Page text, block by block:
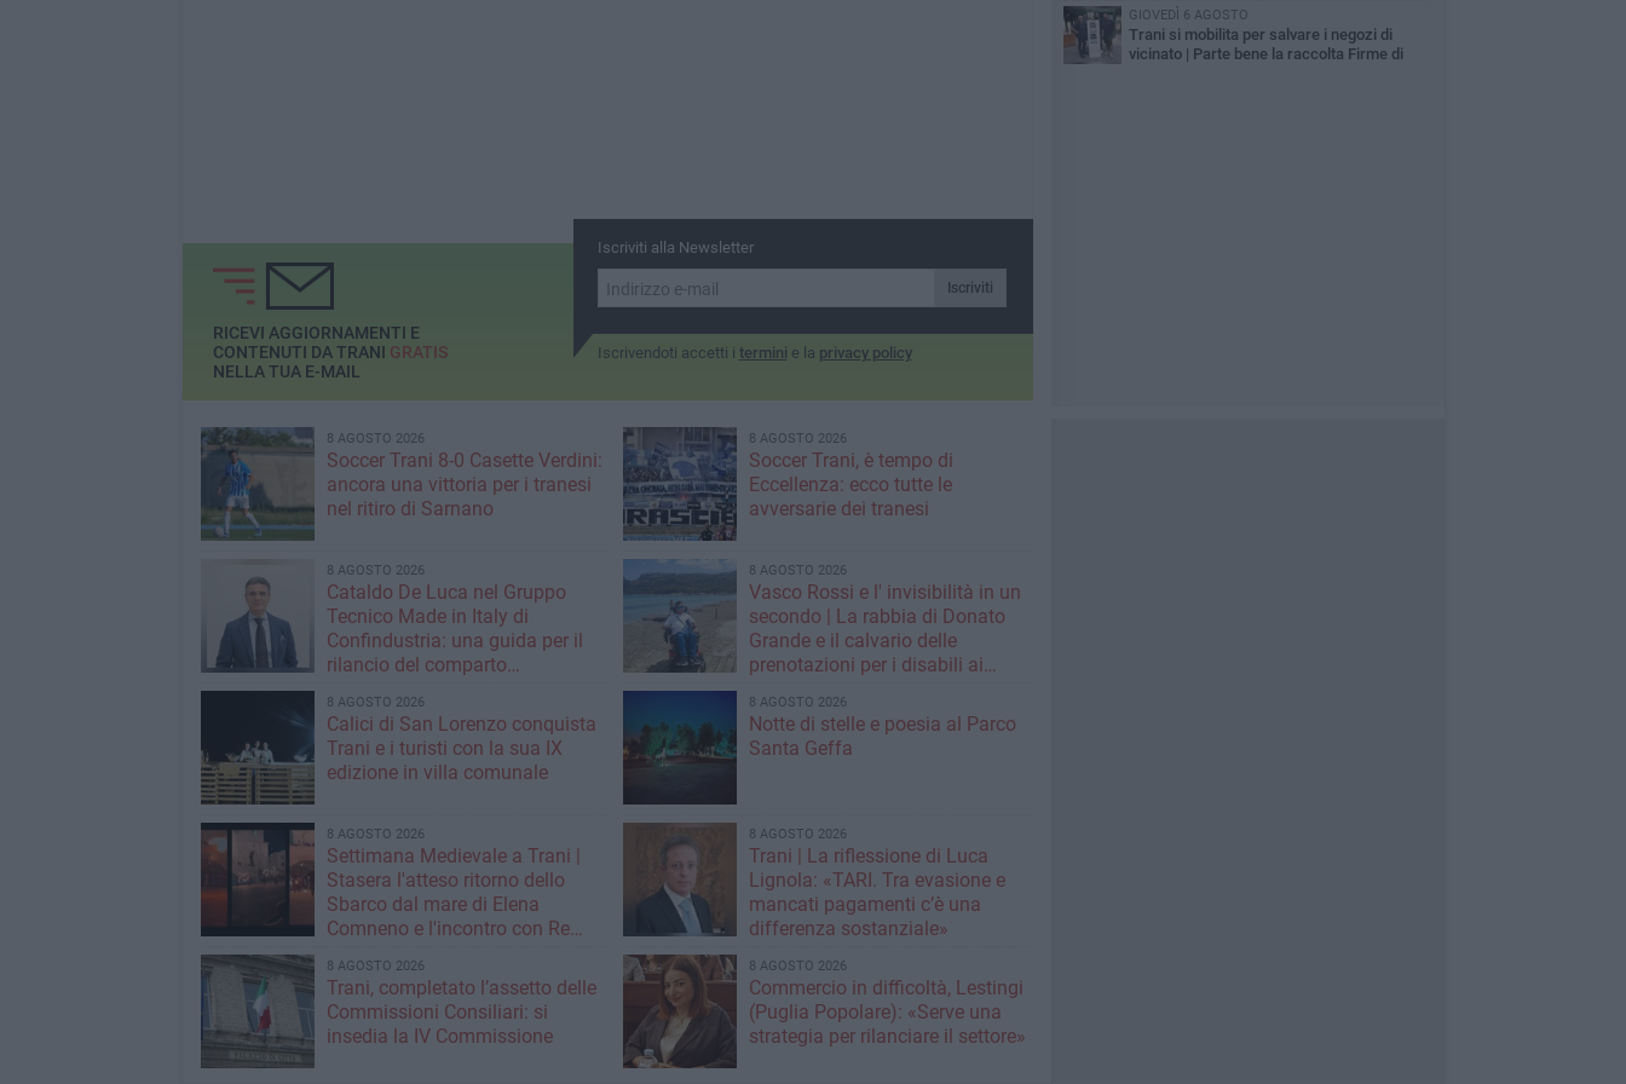
Iscriviti alla Newsletter
Iscriviti
Iscrivendoti accetti i termini e la privacy policy
RICEVI AGGIORNAMENTI E
CONTENUTI DA TRANI GRATIS
NELLA TUA E-MAIL
8 AGOSTO 2026
Soccer Trani 8-0 Casette Verdini:
ancora una vittoria per i tranesi
nel ritiro di Sarnano
8 AGOSTO 2026
Soccer Trani, è tempo di
Eccellenza: ecco tutte le
avversarie dei tranesi
8 AGOSTO 2026
Cataldo De Luca nel Gruppo
Tecnico Made in Italy di
Confindustria: una guida per il
rilancio del comparto
8 AGOSTO 2026
Vasco Rossi e l' invisibilità in un
secondo | La rabbia di Donato
Grande e il calvario delle
prenotazioni per i disabili ai
8 AGOSTO 2026
Calici di San Lorenzo conquista
Trani e i turisti con la sua IX
edizione in villa comunale
8 AGOSTO 2026
Notte di stelle e poesia al Parco
Santa Geffa
8 AGOSTO 2026
Settimana Medievale a Trani |
Stasera l'atteso ritorno dello
Sbarco dal mare di Elena
Comneno e l'incontro con Re
8 AGOSTO 2026
Trani | La riflessione di Luca
Lignola: «TARI. Tra evasione e
mancati pagamenti c’è una
differenza sostanziale»
8 AGOSTO 2026
Trani, completato l’assetto delle
Commissioni Consiliari: si
insedia la IV Commissione
8 AGOSTO 2026
Commercio in difficoltà, Lestingi
(Puglia Popolare): «Serve una
strategia per rilanciare il settore»
GIOVEDÌ 6 AGOSTO
Trani si mobilita per salvare i negozi di
vicinato | Parte bene la raccolta Firme di